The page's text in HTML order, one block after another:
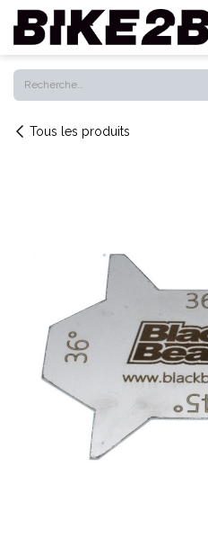
Se rendre au contenu
Tous les produits